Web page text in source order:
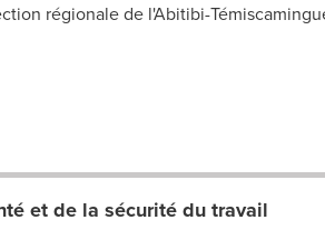
régionale de l'Abitibi-
et de la sécurité du travail